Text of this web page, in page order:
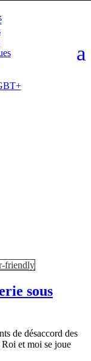
friendly
sous
de désaccord des
et moi se joue